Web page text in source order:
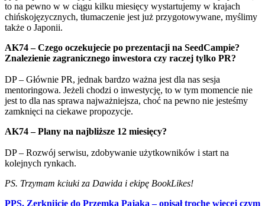
to na pewno w w ciągu kilku miesięcy wystartujemy w krajach
chińskojęzycznych, tłumaczenie jest już przygotowywane, myślimy
także o Japonii.
AK74 – Czego oczekujecie po prezentacji na SeedCampie?
Znalezienie zagranicznego inwestora czy raczej tylko PR?
DP – Głównie PR, jednak bardzo ważna jest dla nas sesja
mentoringowa. Jeżeli chodzi o inwestycję, to w tym momencie nie
jest to dla nas sprawa najważniejsza, choć na pewno nie jesteśmy
zamknięci na ciekawe propozycje.
AK74 – Plany na najbliższe 12 miesięcy?
DP – Rozwój serwisu, zdobywanie użytkowników i start na
kolejnych rynkach.
PS. Trzymam kciuki za Dawida i ekipę BookLikes!
PPS. Zerknijcie do Przemka Pająka – opisał trochę więcej czym